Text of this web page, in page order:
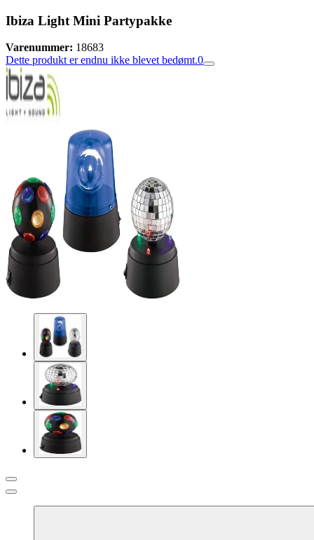
Ibiza Light Mini Partypakke
Varenummer: 18683
Dette produkt er endnu ikke blevet bedømt.0